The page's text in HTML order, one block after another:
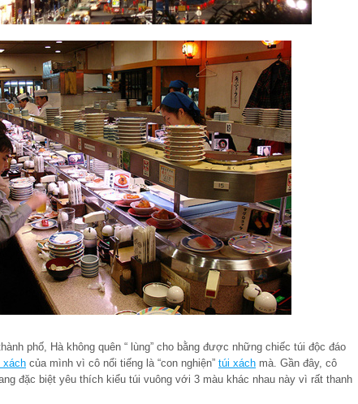
phố, Hà không quên “ lùng” cho bằng được những chiếc túi độc đáo
xách của mình vì cô nổi tiếng là “con nghiện” túi xách mà. Gần đây, cô
đặc biệt yêu thích kiểu túi vuông với 3 màu khác nhau này vì rất thanh